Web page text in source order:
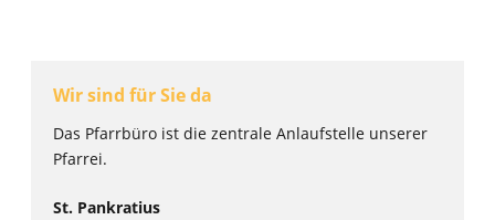
Wir sind für Sie da
Das Pfarrbüro ist die zentrale Anlaufstelle unserer
Pfarrei.
St. Pankratius